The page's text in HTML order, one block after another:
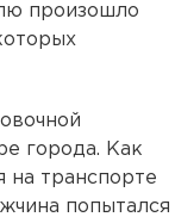
произошло
города. Как
на транспорте
попытался